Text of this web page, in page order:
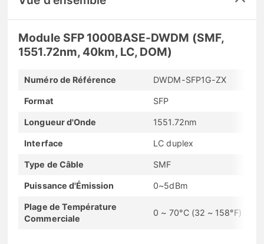
Module SFP 1000BASE-DWDM (SMF,
1551.72nm, 40km, LC, DOM)
Numéro de Référence DWDM-SFP1G-ZX
Format SFP
Longueur d'Onde 1551.72nm
Interface LC duplex
Type de Câble SMF
Puissance d'Émission 0~5dBm
Plage de Température
Commerciale
0 ~ 70°C (32 ~ 158°F)